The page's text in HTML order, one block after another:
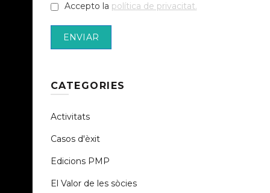
Accepto la política de privacitat.
CATEGORIES
Activitats
Casos d'èxit
Edicions PMP
El Valor de les sòcies